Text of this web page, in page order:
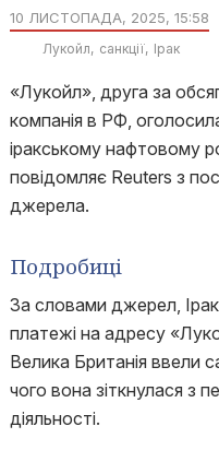
10 ЛИСТОПАДА, 2025, 15:58
Лукойл санкції Ірак
«Лукойл», друга за
компанія в РФ,
іракському нафтовому
повідомляє Reuters з
джерела.
Подробиці
За словами джерел, Ірак
платежі на адресу
Велика Британія ввели
чого вона зіткнулася з
діяльності.